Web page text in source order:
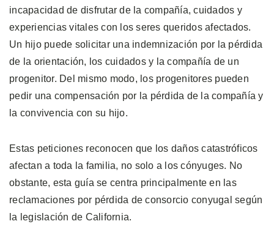
incapacidad de disfrutar de la compañía, cuidados y
experiencias vitales con los seres queridos afectados.
Un hijo puede solicitar una indemnización por la pérdida
de la orientación, los cuidados y la compañía de un
progenitor. Del mismo modo, los progenitores pueden
pedir una compensación por la pérdida de la compañía y
la convivencia con su hijo.
Estas peticiones reconocen que los daños catastróficos
afectan a toda la familia, no solo a los cónyuges. No
obstante, esta guía se centra principalmente en las
reclamaciones por pérdida de consorcio conyugal según
la legislación de California.